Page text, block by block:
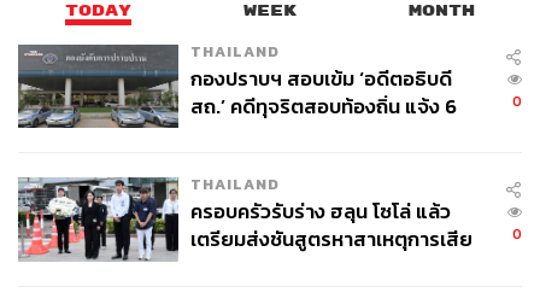
TODAY WEEK MONTH
THAILAND
กองปราบฯ สอบเข้ม ‘อดีตอธิบดี
สถ.’ คดีทุจริตสอบท้องถิ่น แจ้ง 6
0
THAILAND
ครอบครัวรับร่าง ฮลุน โซโล่ แล้ว
เตรียมส่งชันสูตรหาสาเหตุการเสีย
0